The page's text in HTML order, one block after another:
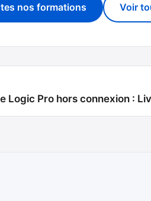
nos formations Voir
Logic Pro hors connexion :